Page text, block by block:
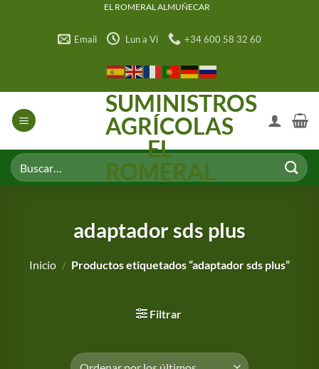
EL ROMERAL ALMUÑECAR
Email Lun a Vi +34 600 58 32 60
SUMINISTROS
AGRÍCOLAS
EL
ROMERAL
Buscar
por:
adaptador sds plus
Inicio / Productos etiquetados “adaptador sds plus”
Filtrar